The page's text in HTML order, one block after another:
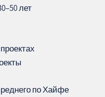
лет
по Хайфе